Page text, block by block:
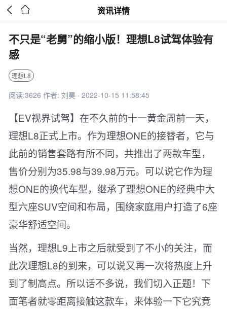
  资讯详情
不只是“老舅”的缩小版！理想L8试驾体验有
感
理想L8
阅读:3626 作者: 刘昊 · 2022-10-15 11:58:45
【EV视界试驾】在不久前的十一黄金周前一天，
理想L8正式上市。作为理想ONE的接替者，它与
此前的销售套路有所不同，共推出了两款车型，
售价分别为35.98与39.98万元。可以说它作为理
想ONE的换代车型，继承了理想ONE的经典中大
型六座SUV空间和布局，围绕家庭用户打造了6座
豪华舒适空间。
当然，理想L9上市之后就受到了不小的关注，而
此次理想L8的到来，可以说又再一次将热度上升
到了制高点。所以话不多说，我们切入正题！下
面笔者就零距离接触这款车，来体验一下它究竟